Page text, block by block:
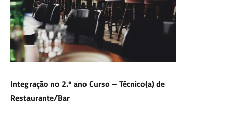
Integração no 2.º ano Curso – Técnico(a) de
Restaurante/Bar